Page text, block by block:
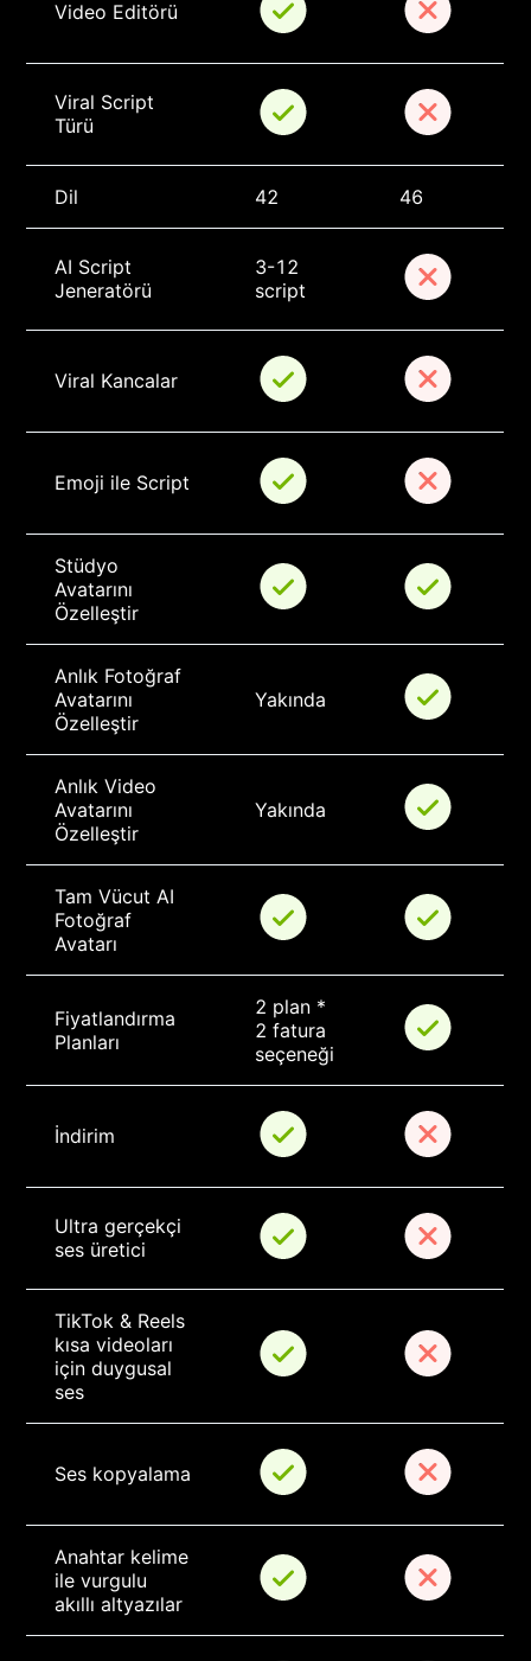
Video Editörü
Viral Script
Türü
Dil 42 46
AI Script
Jeneratörü
3-12
script
Viral Kancalar
Emoji ile Script
Stüdyo
Avatarını
Özelleştir
Anlık Fotoğraf
Avatarını
Özelleştir
Yakında
Anlık Video
Avatarını
Özelleştir
Yakında
Tam Vücut AI
Fotoğraf
Avatarı
Fiyatlandırma
Planları
2 plan *
2 fatura
seçeneği
İndirim
Ultra gerçekçi
ses üretici
TikTok & Reels
kısa videoları
için duygusal
ses
Ses kopyalama
Anahtar kelime
ile vurgulu
akıllı altyazılar